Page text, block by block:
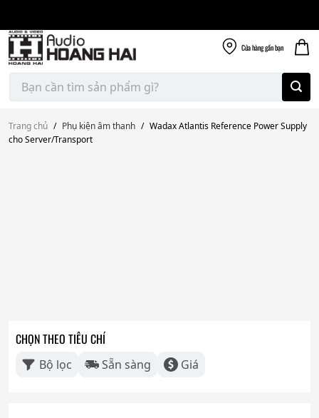
content
Cửa hànggần bạn
Tìm
kiếm:
Trang chủ / Phụ kiện âm thanh / Wadax Atlantis Reference Power Supply
cho Server/Transport
CHỌN THEO TIÊU CHÍ
Bộ lọc Sẵn sàng Giá